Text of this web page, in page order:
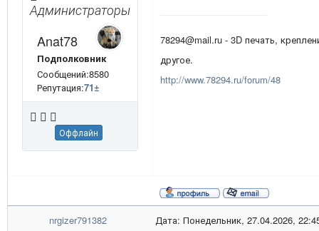
Администраторы
Anat78
Подполковник
Сообщений:8580
Репутация:71±
Оффлайн
78294@mail.ru - 3D печать,
другое.
http://www.78294.ru/forum/48
nrgizer791382 Дата: Понедельник, 27.04.2026,